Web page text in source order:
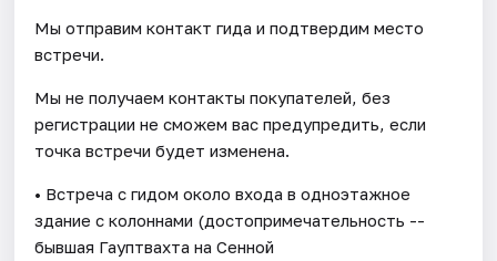
Мы отправим контакт гида и подтвердим место
встречи.
Мы не получаем контакты покупателей, без
регистрации не сможем вас предупредить, если
точка встречи будет изменена.
• Встреча с гидом около входа в одноэтажное
здание с колоннами (достопримечательность --
бывшая Гауптвахта на Сенной